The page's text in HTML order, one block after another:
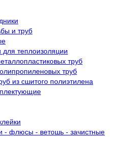
и труб
теплоизоляции
труб
труб
из сшитого полиэтилена
- флюсы - ветошь - зачистные